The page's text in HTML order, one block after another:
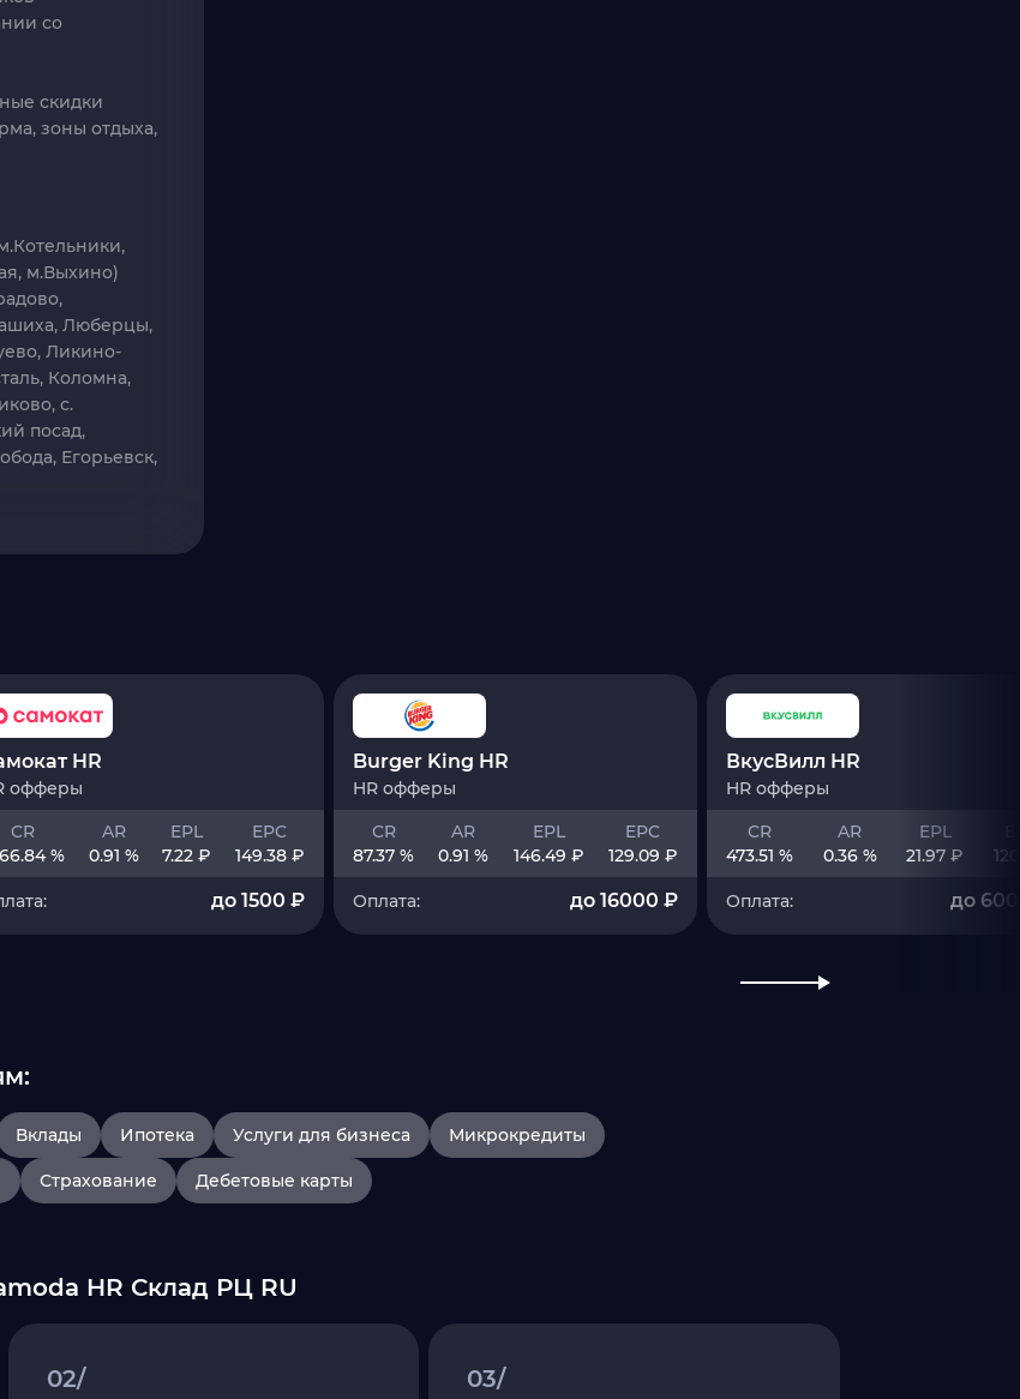
со
скидки
зоны отдыха,
м.Выхино)
Люберцы,
Ликино-
Коломна,
с.
посад,
Егорьевск,
HR
офферы
CR
%
AR
0.91 %
EPL
7.22 ₽
EPC
149.38 ₽
до 1500 ₽
Burger King HR
HR офферы
CR
87.37 %
AR
0.91 %
EPL
146.49 ₽
EPC
129.09 ₽
Оплата: до 16000 ₽
ВкусВилл HR
HR офферы
CR
473.51 %
AR
0.36 %
EPL
21.97 ₽
Оплата: до
Вклады Ипотека Услуги для бизнеса Микрокредиты
Страхование Дебетовые карты
HR Склад РЦ RU
02/ 03/